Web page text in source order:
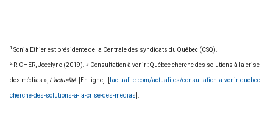
1 Sonia Ethier est présidente de la Centrale des syndicats du Québec (CSQ).
2RICHER, Jocelyne (2019). « Consultation à venir : Québec cherche des solutions à la crise
des médias », L’actualité. [En ligne]. [ lactualite.com/actualites/consultation-a-venir-quebec-
cherche-des-solutions-a-la-crise-des-medias